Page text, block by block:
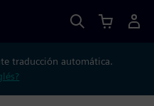
traducción automática.